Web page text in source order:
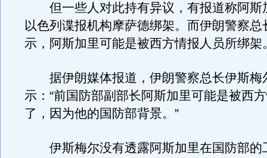
但一些人对此持有异议，有报道称阿斯
以色列谍报机构摩萨德绑架。而伊朗警察总
示，阿斯加里可能是被西方情报人员所绑架
据伊朗媒体报道，伊朗警察总长伊斯梅
示：“前国防部副部长阿斯加里可能是被西
了，因为他的国防部背景。”
伊斯梅尔没有透露阿斯加里在国防部的